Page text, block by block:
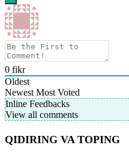
0 fikr
Oldest
Newest Most Voted
Inline Feedbacks
View all comments
QIDIRING VA TOPING